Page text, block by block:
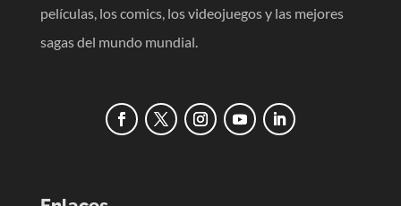
películas, los comics, los videojuegos y las mejores
sagas del mundo mundial.